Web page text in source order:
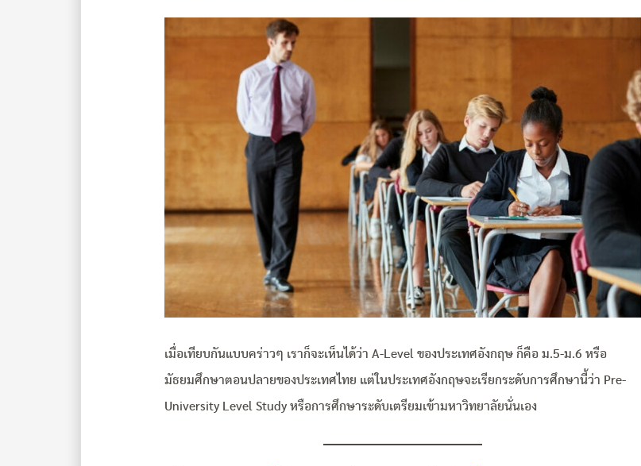
เมื่อเทียบกันแบบคร่าวๆ เราก็จะเห็นได้ว่า A-Level ของประเทศอังกฤษ ก็คือ ม.5-ม.6 หรือ
มัธยมศึกษาตอนปลายของประเทศไทย แต่ในประเทศอังกฤษจะเรียกระดับการศึกษานี้ว่า Pre-
University Level Study หรือการศึกษาระดับเตรียมเข้ามหาวิทยาลัยนั่นเอง